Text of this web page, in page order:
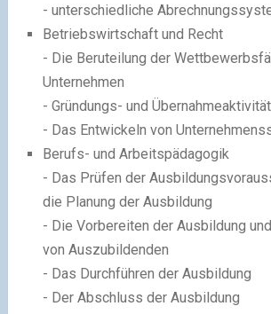
- unterschiedliche
Betriebswirtschaft und Recht
- Die Beruteilung der
Unternehmen
- Gründungs- und
- Das Entwickeln von
Berufs- und Arbeitspädagogik
- Das Prüfen der
die Planung der Ausbildung
- Die Vorbereiten der Ausbildung
von Auszubildenden
- Das Durchführen der Ausbildung
- Der Abschluss der Ausbildung